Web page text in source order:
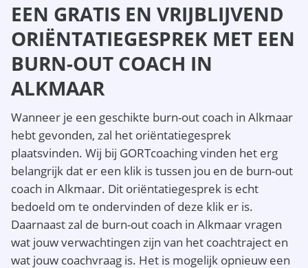
EEN GRATIS EN VRIJBLIJVEND
ORIËNTATIEGESPREK MET EEN
BURN-OUT COACH IN
ALKMAAR
Wanneer je een geschikte burn-out coach in Alkmaar
hebt gevonden, zal het oriëntatiegesprek
plaatsvinden. Wij bij GORTcoaching vinden het erg
belangrijk dat er een klik is tussen jou en de burn-out
coach in Alkmaar. Dit oriëntatiegesprek is echt
bedoeld om te ondervinden of deze klik er is.
Daarnaast zal de burn-out coach in Alkmaar vragen
wat jouw verwachtingen zijn van het coachtraject en
wat jouw coachvraag is. Het is mogelijk opnieuw een